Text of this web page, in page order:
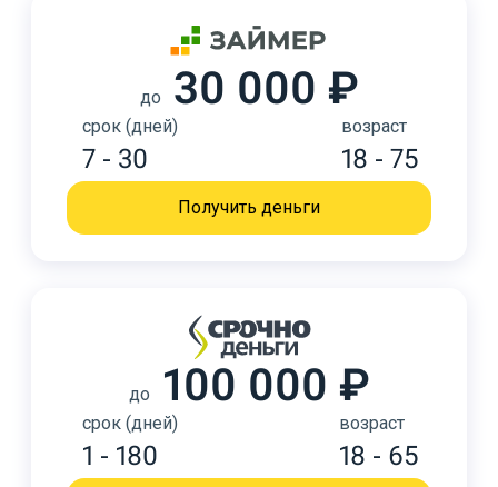
до 30 000 ₽
срок (дней)
7 - 30
возраст
18 - 75
Получить деньги
до 100 000 ₽
срок (дней)
1 - 180
возраст
18 - 65